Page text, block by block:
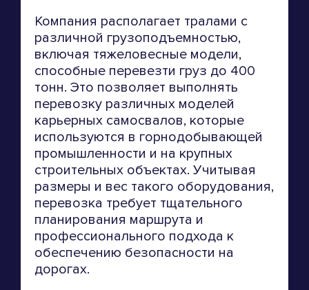
Компания располагает тралами с
различной грузоподъемностью,
включая тяжеловесные модели,
способные перевезти груз до 400
тонн. Это позволяет выполнять
перевозку различных моделей
карьерных самосвалов, которые
используются в горнодобывающей
промышленности и на крупных
строительных объектах. Учитывая
размеры и вес такого оборудования,
перевозка требует тщательного
планирования маршрута и
профессионального подхода к
обеспечению безопасности на
дорогах.